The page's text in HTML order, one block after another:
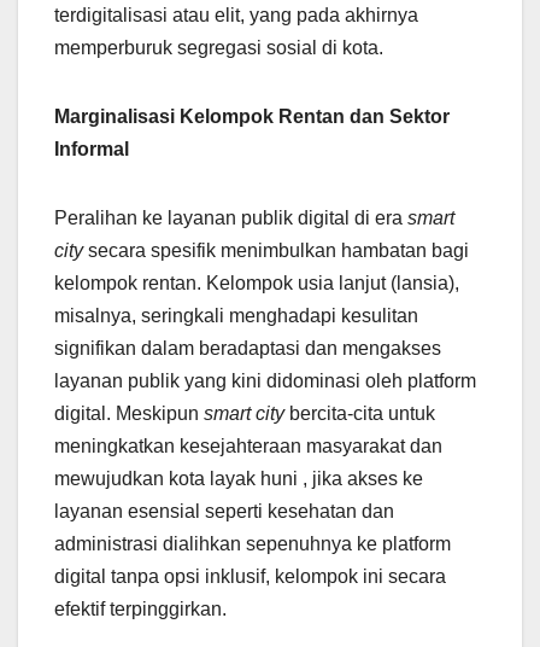
terdigitalisasi atau elit, yang pada akhirnya
memperburuk segregasi sosial di kota.
Marginalisasi Kelompok Rentan dan Sektor
Informal
Peralihan ke layanan publik digital di era smart
citysecara spesifik menimbulkan hambatan bagi
kelompok rentan. Kelompok usia lanjut (lansia),
misalnya, seringkali menghadapi kesulitan
signifikan dalam beradaptasi dan mengakses
layanan publik yang kini didominasi oleh platform
digital. Meskipun smart citybercita-cita untuk
meningkatkan kesejahteraan masyarakat dan
mewujudkan kota layak huni , jika akses ke
layanan esensial seperti kesehatan dan
administrasi dialihkan sepenuhnya ke platform
digital tanpa opsi inklusif, kelompok ini secara
efektif terpinggirkan.